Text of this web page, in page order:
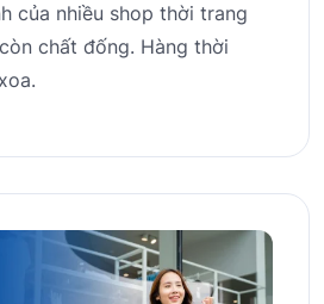
của nhiều shop thời trang
chất đống. Hàng thời